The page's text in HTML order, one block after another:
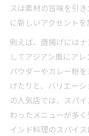
スは素材の旨味を引
に新しいアクセントを
例えば、唐揚げには
してアジアン風にア
パウダーやカレー粉
げたりと、バリエー
の人気店では、スパ
わったメニューが多
インド料理のスパイ